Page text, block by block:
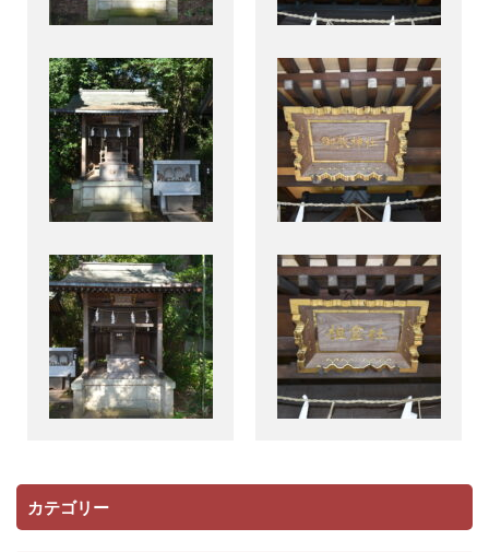
カテゴリー